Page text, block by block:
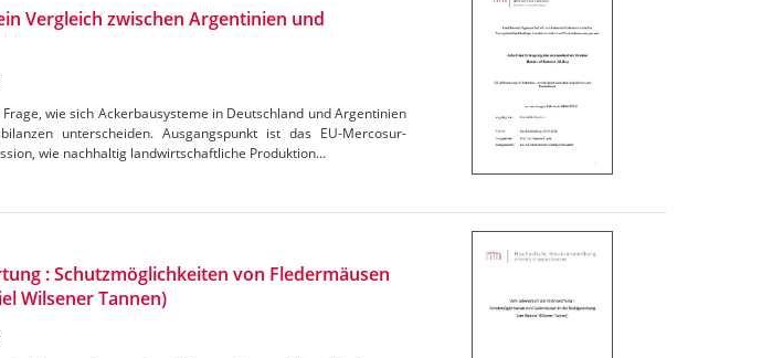
Vergleich zwischen Argentinien und
wie sich Ackerbausysteme in Deutschland und Argentinien
unterscheiden. Ausgangspunkt ist das EU-Mercosur-
wie nachhaltig landwirtschaftliche Produktion…
: Schutzmöglichkeiten von Fledermäusen
Wilsener Tannen)